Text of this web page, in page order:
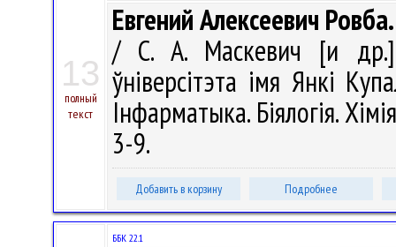
13
полный
текст
Евгений Алексеевич
/ С. А. Маскевич [и др.]
ўніверсітэта імя Янкі
Інфарматыка. Біялогія.
3-9.
Добавить в корзину Подробнее
ББК 22.1